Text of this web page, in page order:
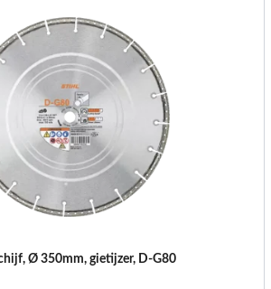
Ø 350mm, gietijzer, D-G80